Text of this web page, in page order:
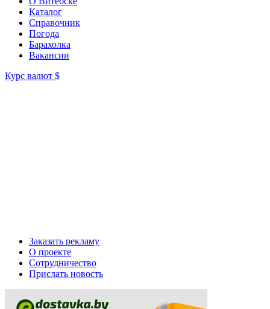
Каталог
Справочник
Погода
Барахолка
Вакансии
Курс валют $
Заказать рекламу
О проекте
Сотрудничество
Прислать новость